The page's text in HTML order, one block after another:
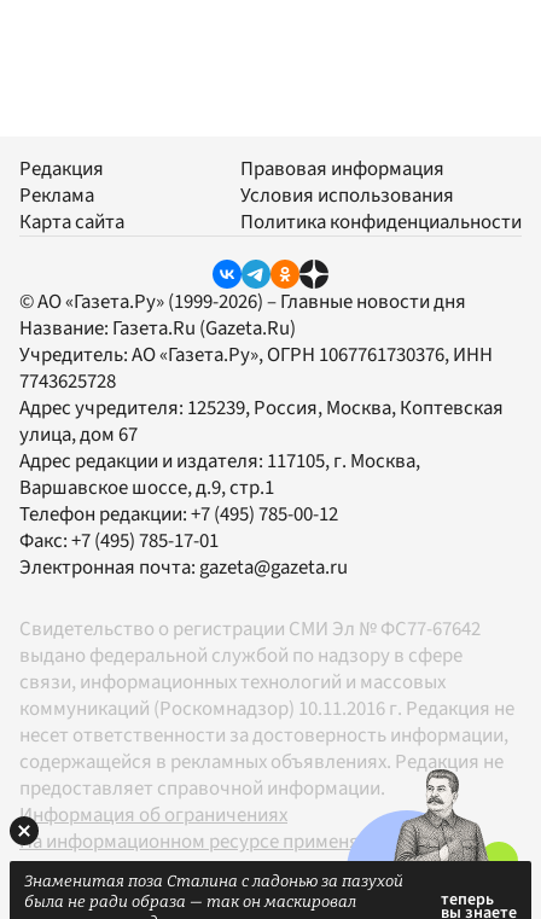
Редакция
Реклама
Карта сайта
Правовая информация
Условия использования
Политика конфиденциальности
© АО «Газета.Ру» (1999-2026) – Главные новости дня
Название: Газета.Ru (Gazeta.Ru)
Учредитель:АО «Газета.Ру», ОГРН 1067761730376, ИНН
7743625728
Адрес учредителя: 125239, Россия, Москва, Коптевская
улица, дом 67
Адрес редакции и издателя: 117105, г. Москва,
Варшавское шоссе, д.9, стр.1
Телефон редакции:+7 (495) 785-00-12
Факс:+7 (495) 785-17-01
Электронная почта:gazeta@gazeta.ru
Свидетельство о регистрации СМИ Эл № ФС77-67642
выдано федеральной службой по надзору в сфере
связи, информационных технологий и массовых
коммуникаций (Роскомнадзор) 10.11.2016 г. Редакция не
несет ответственности за достоверность информации,
содержащейся в рекламных объявлениях. Редакция не
предоставляет справочной информации.
Информация об ограничениях
На информационном ресурсе применяются
рекомендательные технологии в соответствии с
Правилами
Знаменитая поза Сталина с ладонью за пазухой
была не ради образа — так он маскировал